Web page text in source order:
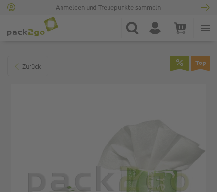
Anmelden und Treuepunkte sammeln
Suche Konto Warenkorb
Zurück Top